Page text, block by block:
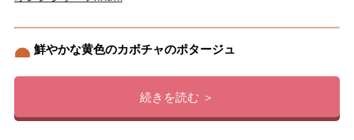
鮮やかな黄色のカボチャのポタージュ
続きを読む ＞